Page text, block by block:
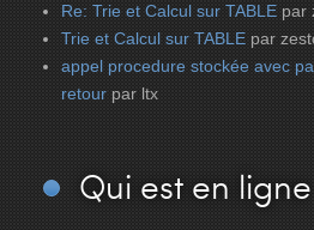
Re: Trie et Calcul sur TABLE par
Trie et Calcul sur TABLE par
appel procedure stockée avec
retour par ltx
Qui est en ligne